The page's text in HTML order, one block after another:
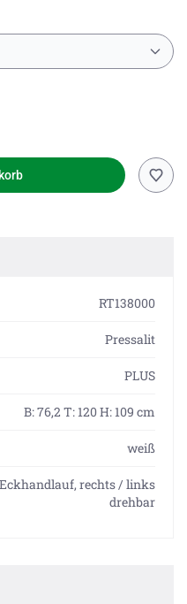
RT138000
Pressalit
PLUS
B: 76,2 T: 120 H: 109 cm
weiß
Eckhandlauf, rechts / links
drehbar